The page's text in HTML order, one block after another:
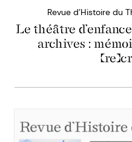
Revue d’Histoire du
Le théâtre
archives :